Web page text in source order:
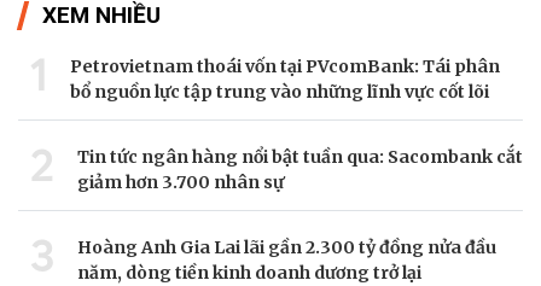
XEM NHIỀU
1
Petrovietnam thoái vốn tại PVcomBank: Tái phân
bổ nguồn lực tập trung vào những lĩnh vực cốt lõi
2
Tin tức ngân hàng nổi bật tuần qua: Sacombank cắt
giảm hơn 3.700 nhân sự
3
Hoàng Anh Gia Lai lãi gần 2.300 tỷ đồng nửa đầu
năm, dòng tiền kinh doanh dương trở lại